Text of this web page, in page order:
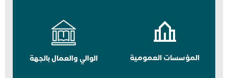
المؤسسات العمومية الوالي والعمال بالجهة